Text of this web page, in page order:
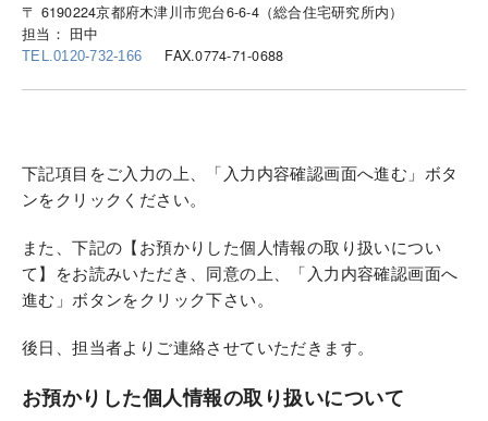
〒 6190224京都府木津川市兜台6-6-4（総合住宅研究所内）
担当： 田中
TEL.0120-732-166 FAX.0774-71-0688
下記項目をご入力の上、「入力内容確認画面へ進む」ボタ
ンをクリックください。
また、下記の【お預かりした個人情報の取り扱いについ
て】をお読みいただき、同意の上、「入力内容確認画面へ
進む」ボタンをクリック下さい。
後日、担当者よりご連絡させていただきます。
お預かりした個人情報の取り扱いについて